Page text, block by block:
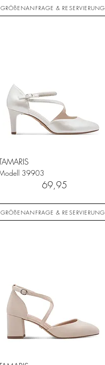
GRÖßENANFRAGE & RESERVIERUNG
39903
69,95
GRÖßENANFRAGE & RESERVIERUNG